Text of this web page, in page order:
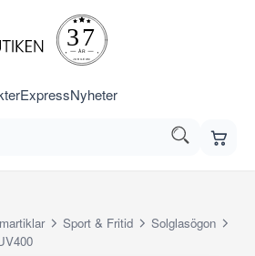
ExpressNyheter
Sport & Fritid
Solglasögon